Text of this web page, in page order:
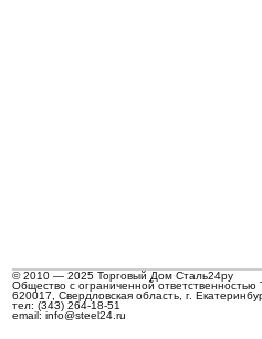
© 2010 — 2025 Торговый Дом Сталь24ру
Общество с ограниченной
620017, Свердловская область, г.
тел: (343) 264-18-51
email: info@steel24.ru